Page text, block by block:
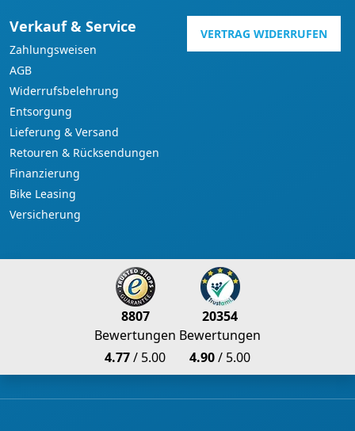
Verkauf & Service
Zahlungsweisen
AGB
Widerrufsbelehrung
Entsorgung
Lieferung & Versand
Retouren & Rücksendungen
Finanzierung
Bike Leasing
Versicherung
VERTRAG WIDERRUFEN
8807
Bewertungen
4.77/ 5.00
20354
Bewertungen
4.90/ 5.00